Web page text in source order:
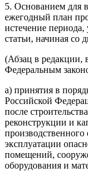
5. Основанием для
ежегодный план
истечение
статьи, начиная со
(Абзац в редакции,
Федеральным
а) принятия в
Российской
после
реконструкции и
эксплуатации
помещений,
оборудования и